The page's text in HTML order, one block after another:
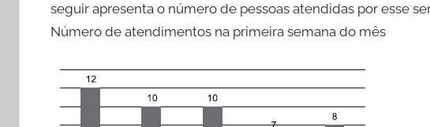
seguir apresenta o número de pessoas atendidas por esse
Número de atendimentos na primeira semana do mês